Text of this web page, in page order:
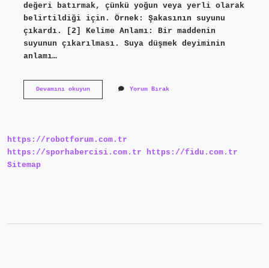
değeri batırmak, çünkü yoğun veya yerli olarak
belirtildiği için. Örnek: Şakasının suyunu
çıkardı. [2] Kelime Anlamı: Bir maddenin
suyunun çıkarılması. Suya düşmek deyiminin
anlamı…
Devamını okuyunPişmiş
Nedir
Yorum Bırak
https://robotforum.com.tr
https://sporhabercisi.com.tr
https://fidu.com.tr
Sitemap